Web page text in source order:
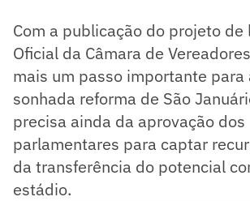
Com a publicação do projeto de
Oficial da Câmara de
mais um passo importante para
sonhada reforma de São
precisa ainda da aprovação dos
parlamentares para captar
da transferência do potencial
estádio.